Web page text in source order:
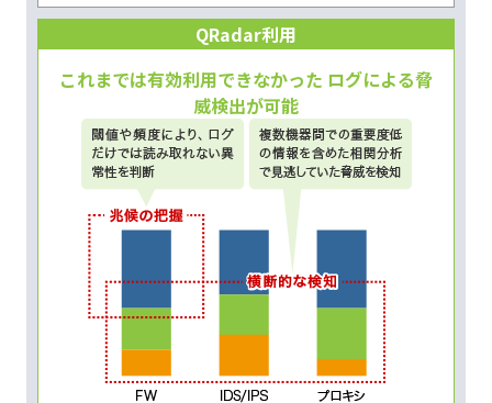
QRadar利用
これまでは有効利用できなかった ログによる脅
威検出が可能